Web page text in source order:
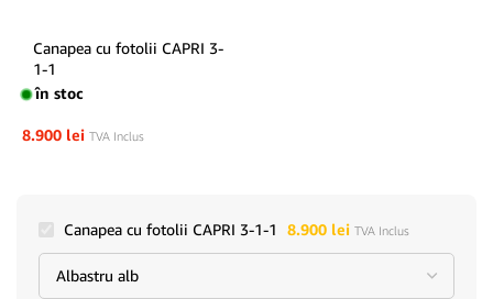
Canapea cu fotolii CAPRI 3-
1-1
în stoc
8.900 lei TVA Inclus
Canapea cu fotolii CAPRI 3-1-1 8.900 lei TVA Inclus